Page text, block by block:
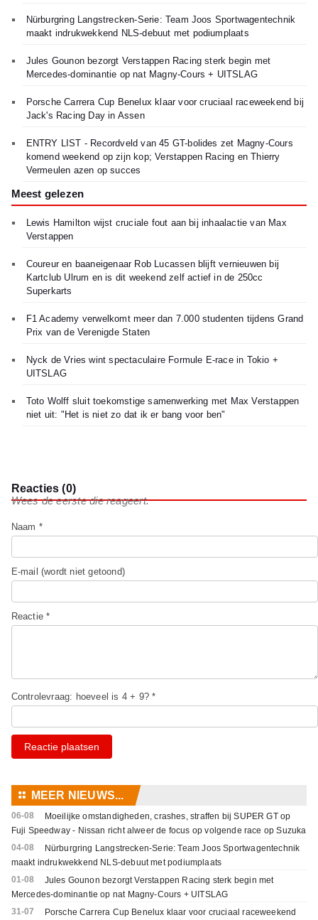
Nürburgring Langstrecken-Serie: Team Joos Sportwagentechnik
maakt indrukwekkend NLS-debuut met podiumplaats
Jules Gounon bezorgt Verstappen Racing sterk begin met
Mercedes-dominantie op nat Magny-Cours + UITSLAG
Porsche Carrera Cup Benelux klaar voor cruciaal raceweekend bij
Jack's Racing Day in Assen
ENTRY LIST - Recordveld van 45 GT-bolides zet Magny-Cours
komend weekend op zijn kop; Verstappen Racing en Thierry
Vermeulen azen op succes
Meest gelezen
Lewis Hamilton wijst cruciale fout aan bij inhaalactie van Max
Verstappen
Coureur en baaneigenaar Rob Lucassen blijft vernieuwen bij
Kartclub Ulrum en is dit weekend zelf actief in de 250cc
Superkarts
F1 Academy verwelkomt meer dan 7.000 studenten tijdens Grand
Prix van de Verenigde Staten
Nyck de Vries wint spectaculaire Formule E-race in Tokio +
UITSLAG
Toto Wolff sluit toekomstige samenwerking met Max Verstappen
niet uit: "Het is niet zo dat ik er bang voor ben"
Reacties (0)
Wees de eerste die reageert.
Naam *
E-mail (wordt niet getoond)
Reactie *
Controlevraag: hoeveel is 4 + 9? *
Reactie plaatsen
⚏ MEER NIEUWS...
06-08
Moeilijke omstandigheden, crashes, straffen bij SUPER GT op
Fuji Speedway - Nissan richt alweer de focus op volgende race op Suzuka
04-08
Nürburgring Langstrecken-Serie: Team Joos Sportwagentechnik
maakt indrukwekkend NLS-debuut met podiumplaats
01-08
Jules Gounon bezorgt Verstappen Racing sterk begin met
Mercedes-dominantie op nat Magny-Cours + UITSLAG
31-07
Porsche Carrera Cup Benelux klaar voor cruciaal raceweekend